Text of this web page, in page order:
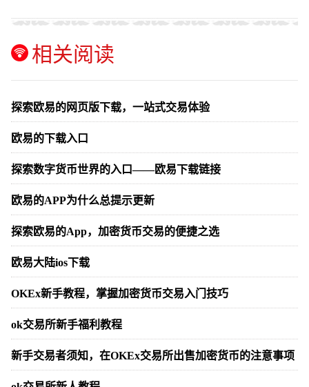
相关阅读
探索欧易的网页版下载，一站式交易体验
欧易的下载入口
探索数字货币世界的入口——欧易下载链接
欧易的APP为什么总提示更新
探索欧易的App，加密货币交易的便捷之选
欧易大陆ios下载
OKEx新手教程，掌握加密货币交易入门技巧
ok交易所新手福利教程
新手交易者须知，在OKEx交易所出售加密货币的注意事项